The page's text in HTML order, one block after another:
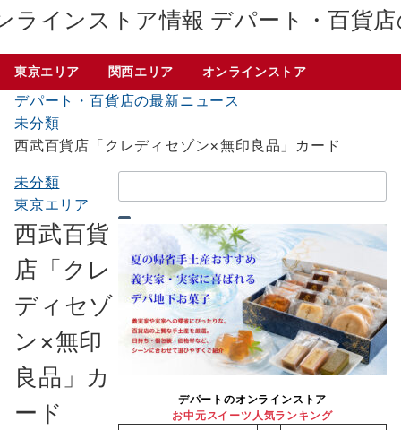
デパート・百貨
東京エリア 関西エリア オンラインストア
デパート・百貨店の最新ニュース
未分類
西武百貨店「クレディセゾン×無印良品」カード
未分類
東京エリア
西武百貨
店「クレ
ディセゾ
ン×無印
良品」カ
ード
索：
デパートのオンラインストア
お中元スイーツ人気ランキング